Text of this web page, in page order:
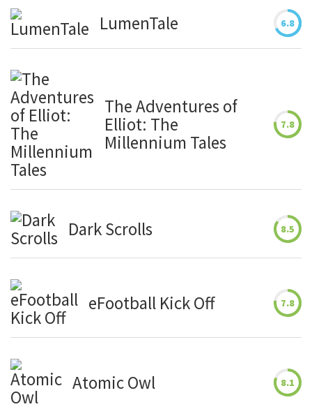
LumenTale 6.8
The Adventures of
Elliot: The
Millennium Tales
7.8
Dark Scrolls 8.5
eFootball Kick Off 7.8
Atomic Owl 8.1